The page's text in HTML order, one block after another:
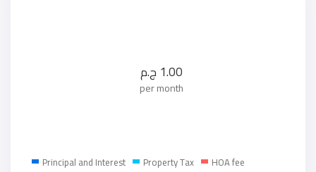
1.00 ج.م
per month
Principal and Interest Property Tax HOA fee